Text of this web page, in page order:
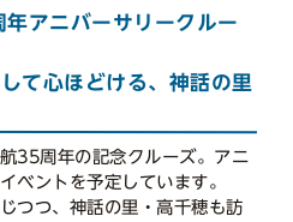
アニバーサリークルー
て心ほどける、神話の里
35周年の記念クルーズ。アニ
ベントを予定しています。
つつ、神話の里・高千穂も訪